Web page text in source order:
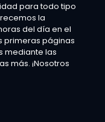
para todo tipo
la
del día en el
primeras páginas
mediante las
más. ¡Nosotros